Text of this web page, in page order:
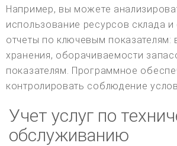
Например, вы можете
использование ресурсов склада и
отчеты по ключевым показателям:
хранения, оборачиваемости
показателям. Программное
контролировать соблюдение
Учет услуг по
обслуживанию